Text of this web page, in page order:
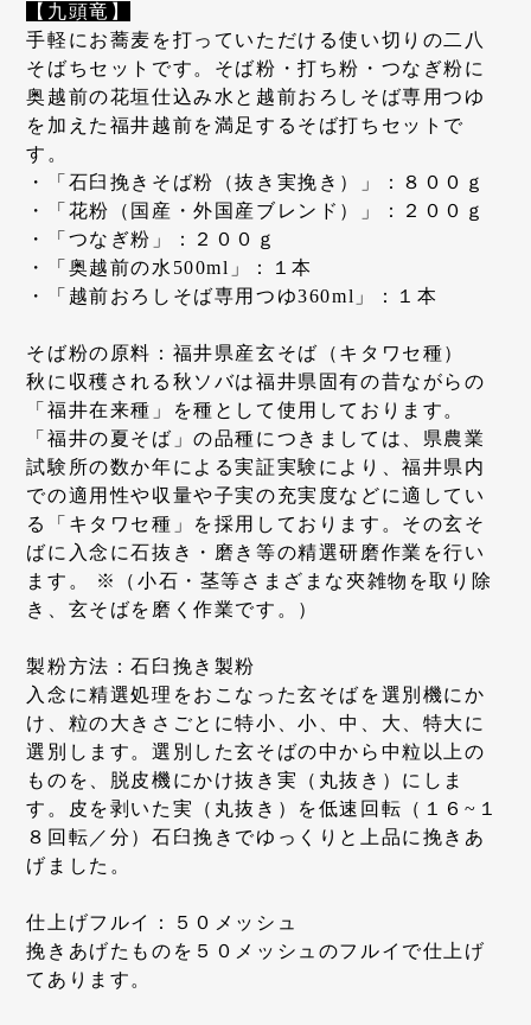
【九頭竜】
手軽にお蕎麦を打っていただける使い切りの二八
そばちセットです。そば粉・打ち粉・つなぎ粉に
奥越前の花垣仕込み水と越前おろしそば専用つゆ
を加えた福井越前を満足するそば打ちセットで
す。
・「石臼挽きそば粉（抜き実挽き）」：８００ｇ
・「花粉（国産・外国産ブレンド）」：２００ｇ
・「つなぎ粉」：２００ｇ
・「奥越前の水500ml」：１本
・「越前おろしそば専用つゆ360ml」：１本
そば粉の原料：福井県産玄そば（キタワセ種）
秋に収穫される秋ソバは福井県固有の昔ながらの
「福井在来種」を種として使用しております。
「福井の夏そば」の品種につきましては、県農業
試験所の数か年による実証実験により、福井県内
での適用性や収量や子実の充実度などに適してい
る「キタワセ種」を採用しております。その玄そ
ばに入念に石抜き・磨き等の精選研磨作業を行い
ます。 ※（小石・茎等さまざまな夾雑物を取り除
き、玄そばを磨く作業です。）
製粉方法：石臼挽き製粉
入念に精選処理をおこなった玄そばを選別機にか
け、粒の大きさごとに特小、小、中、大、特大に
選別します。選別した玄そばの中から中粒以上の
ものを、脱皮機にかけ抜き実（丸抜き）にしま
す。皮を剥いた実（丸抜き）を低速回転（１６~１
８回転／分）石臼挽きでゆっくりと上品に挽きあ
げました。
仕上げフルイ：５０メッシュ
挽きあげたものを５０メッシュのフルイで仕上げ
てあります。